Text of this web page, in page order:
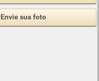
Envie sua foto